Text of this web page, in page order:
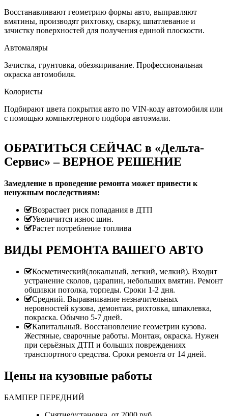
Восстанавливают геометрию формы авто, выправляют
вмятины, производят рихтовку, сварку, шпатлевание и
зачистку поверхностей для получения единой плоскости.
Автомаляры
Зачистка, грунтовка, обезжиривание. Профессиональная
окраска автомобиля.
Колористы
Подбирают цвета покрытия авто по VIN-коду автомобиля или
с помощью компьютерного подбора автоэмали.
ОБРАТИТЬСЯ СЕЙЧАС в «Дельта-
Сервис» – ВЕРНОЕ РЕШЕНИЕ
Замедление в проведение ремонта может привести к
ненужным последствиям:
Возрастает риск попадания в ДТП
Увеличится износ шин.
Растет потребление топлива
ВИДЫ РЕМОНТА ВАШЕГО АВТО
Косметический(локальный, легкий, мелкий). Входит
устранение сколов, царапин, небольших вмятин. Ремонт
обшивки потолка, торпеды. Сроки 1-2 дня.
Средний. Выравнивание незначительных
неровностей кузова, демонтаж, рихтовка, шпаклевка,
покраска. Обычно 5-7 дней.
Капитальный. Восстановление геометрии кузова.
Жестяные, сварочные работы. Монтаж, окраска. Нужен
при серьёзных ДТП и больших повреждениях
транспортного средства. Сроки ремонта от 14 дней.
Цены на кузовные работы
БАМПЕР ПЕРЕДНИЙ